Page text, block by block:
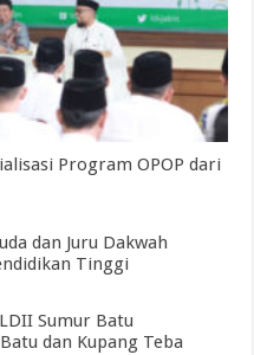
Program OPOP dari
dan Juru Dakwah
Tinggi
Sumur Batu
dan Kupang Teba